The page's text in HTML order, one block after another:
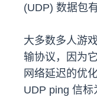
(UDP) 数据包
大多数多人游
输协议，因为
网络延迟的优
UDP ping 信